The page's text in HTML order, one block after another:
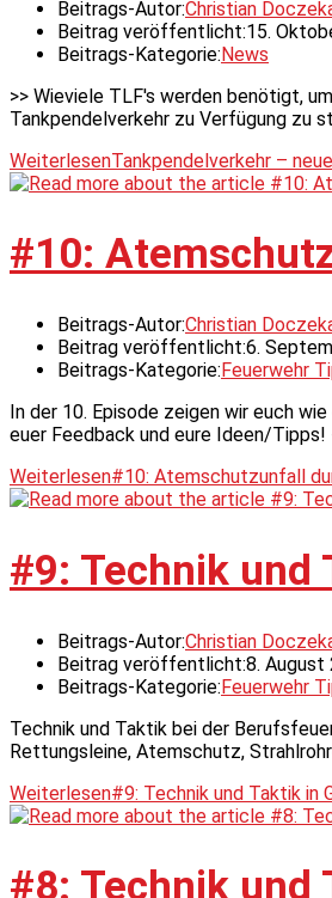
Beitrags-Autor:Christian
Beitrag veröffentlicht:15.
Beitrags-Kategorie: News
>> Wieviele TLF's werden benötigt,
Tankpendelverkehr zu Verfügung zu
WeiterlesenTankpendelverkehr –
#10:
Beitrags-Autor:Christian
Beitrag veröffentlicht:6.
Beitrags-Kategorie: Feuerwehr
In der 10. Episode zeigen wir euch
euer Feedback und eure Ideen/
Weiterlesen#10: Atemschutzunfall
#9: Technik und
Beitrags-Autor:Christian
Beitrag veröffentlicht:8. August
Beitrags-Kategorie:Feuerwehr
Technik und Taktik bei der
Rettungsleine, Atemschutz,
Weiterlesen#9: Technik und Taktik in
#8: Technik und